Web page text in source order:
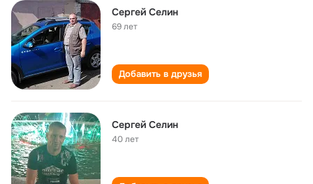
Сергей Селин
69 лет
Добавить в друзья
Сергей Селин
40 лет